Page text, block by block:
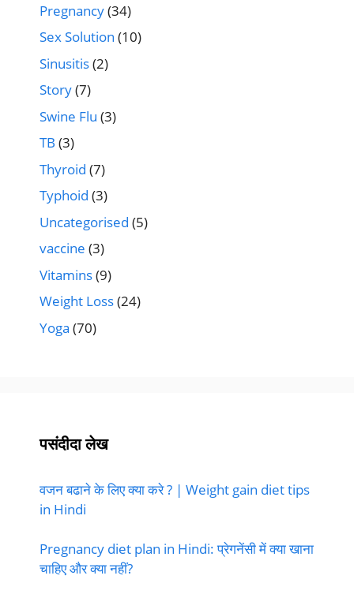
Pregnancy(34)
Sex Solution (10)
Sinusitis(2)
Story(7)
Swine Flu (3)
TB (3)
Thyroid (7)
Typhoid (3)
Uncategorised (5)
vaccine (3)
Vitamins(9)
Weight Loss(24)
Yoga (70)
पसंदीदा लेख
वजन बढाने के लिए क्या करे ? | Weight gain diet tips
in Hindi
Pregnancy diet plan in Hindi: प्रेगनेंसी में क्या खाना
चाहिए और क्या नहीं?